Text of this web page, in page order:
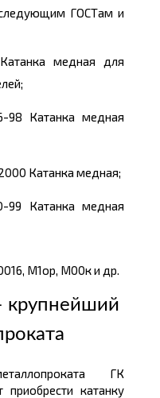
следующим ГОСТам и
медная для
98 Катанка медная
Катанка медная;
99 Катанка медная
М1ор, М00к и др.
крупнейший
ГК
приобрести катанку